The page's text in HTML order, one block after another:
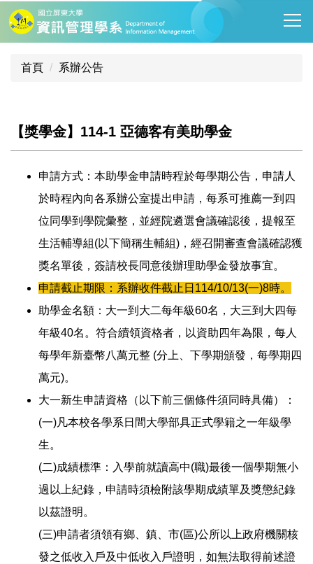
跳
到
主
首頁 系辦公告
【獎學金】114-1 亞德客有美助學金
申請方式：本助學金申請時程於每學期公告，申請人
於時程內向各系辦公室提出申請，每系可推薦一到四
位同學到學院彙整，並經院遴選會議確認後，提報至
生活輔導組(以下簡稱生輔組)，經召開審查會議確認獲
獎名單後，簽請校長同意後辦理助學金發放事宜。
申請截止期限：系辦收件截止日114/10/13(一)8時。
助學金名額：大一到大二每年級60名，大三到大四每
年級40名。符合續領資格者，以資助四年為限，每人
每學年新臺幣八萬元整 (分上、下學期頒發，每學期四
萬元)。
大一新生申請資格（以下前三個條件須同時具備）：
(一)凡本校各學系日間大學部具正式學籍之一年級學
生。
(二)成績標準：入學前就讀高中(職)最後一個學期無小
過以上紀錄，申請時須檢附該學期成績單及獎懲紀錄
以茲證明。
(三)申請者須領有鄉、鎮、市(區)公所以上政府機關核
發之低收入戶及中低收入戶證明，如無法取得前述證